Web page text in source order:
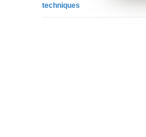
techniques